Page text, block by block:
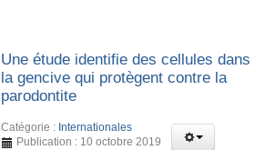
Une étude identifie des cellules dans
la gencive qui protègent contre la
parodontite
Catégorie : Internationales
Publication : 10 octobre 2019